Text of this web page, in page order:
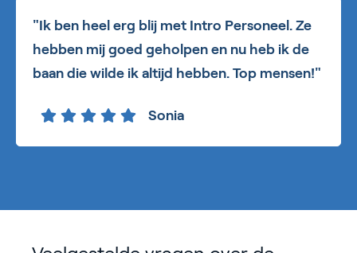
"Ik ben heel erg blij met Intro Personeel. Ze
hebben mij goed geholpen en nu heb ik de
baan die wilde ik altijd hebben. Top mensen!"
Sonia